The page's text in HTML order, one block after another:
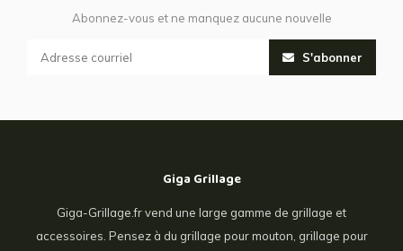
Abonnez-vous et ne manquez aucune nouvelle
S'abonner
Giga Grillage
Giga-Grillage.fr vend une large gamme de grillage et
accessoires. Pensez à du grillage pour mouton, grillage pour